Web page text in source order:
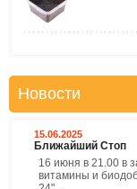
Новости
15.06.2025
Ближайший Стоп
16 июня в 21.00 в
витамины и